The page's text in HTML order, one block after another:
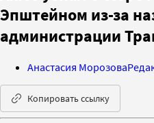
Эпштейном из-за
администрации
Анастасия Морозова
Копировать ссылку